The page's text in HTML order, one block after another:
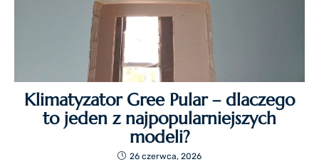
Klimatyzator Gree Pular – dlaczego
to jeden z najpopularniejszych
modeli?
26 czerwca, 2026